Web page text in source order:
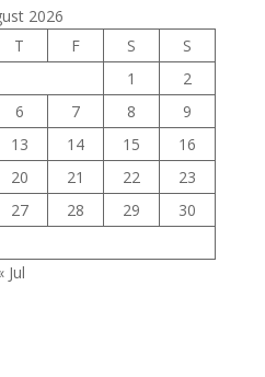
2026
T F S
S
1
2
6 7 8
9
13 14 15
16
20 21 22
23
27 28 29
30
Jul